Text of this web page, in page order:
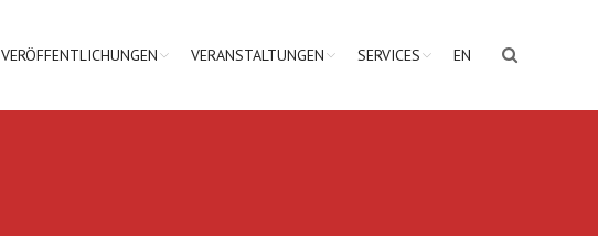
VERÖFFENTLICHUNGEN VERANSTALTUNGEN SERVICES EN